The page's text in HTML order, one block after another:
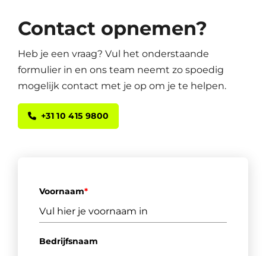
Contact opnemen?
Heb je een vraag? Vul het onderstaande
formulier in en ons team neemt zo spoedig
mogelijk contact met je op om je te helpen.
+31 10 415 9800
Voornaam*
Bedrijfsnaam